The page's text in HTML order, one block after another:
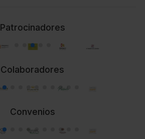
Patrocinadores
Colaboradores
Convenios